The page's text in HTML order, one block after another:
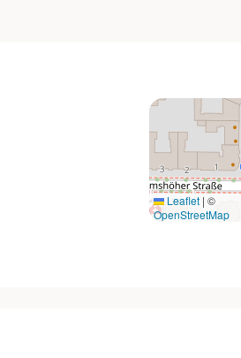
Leaflet | ©
OpenStreetMap